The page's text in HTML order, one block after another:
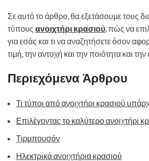
Σε αυτό το άρθρο, θα εξετάσουμε τους
τύπους ανοιχτήρι κρασιού, πώς να
για εσάς και τι να αναζητήσετε όσον
τιμή, την αντοχή και την ποιότητα και
Περιεχόμενα Άρθρου
Τι τύποι από ανοιχτήρι κρασιού
Επιλέγοντας το καλύτερο ανοιχτήρι
Τιρμπουσόν
Ηλεκτρικά ανοιχτήρια κρασιού